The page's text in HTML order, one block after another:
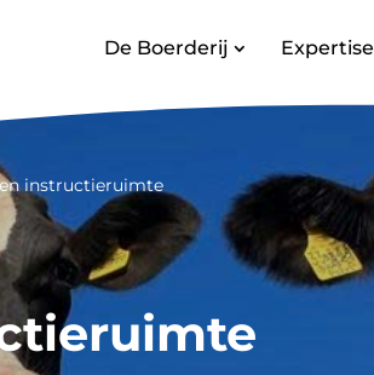
De Boerderij Expertise
instructieruimte